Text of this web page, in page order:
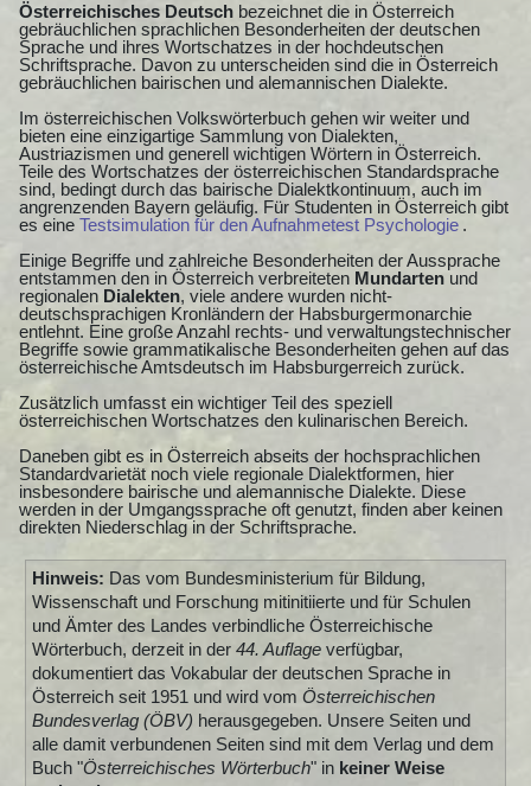
Österreichisches Deutsch bezeichnet die in Österreich
gebräuchlichen sprachlichen Besonderheiten der deutschen
Sprache und ihres Wortschatzes in der hochdeutschen
Schriftsprache. Davon zu unterscheiden sind die in Österreich
gebräuchlichen bairischen und alemannischen Dialekte.
Im österreichischen Volkswörterbuch gehen wir weiter und
bieten eine einzigartige Sammlung von Dialekten,
Austriazismen und generell wichtigen Wörtern in Österreich.
Teile des Wortschatzes der österreichischen Standardsprache
sind, bedingt durch das bairische Dialektkontinuum, auch im
angrenzenden Bayern geläufig. Für Studenten in Österreich gibt
es eine Testsimulation für den Aufnahmetest Psychologie .
Einige Begriffe und zahlreiche Besonderheiten der Aussprache
entstammen den in Österreich verbreiteten Mundarten und
regionalen Dialekten, viele andere wurden nicht-
deutschsprachigen Kronländern der Habsburgermonarchie
entlehnt. Eine große Anzahl rechts- und verwaltungstechnischer
Begriffe sowie grammatikalische Besonderheiten gehen auf das
österreichische Amtsdeutsch im Habsburgerreich zurück.
Zusätzlich umfasst ein wichtiger Teil des speziell
österreichischen Wortschatzes den kulinarischen Bereich.
Daneben gibt es in Österreich abseits der hochsprachlichen
Standardvarietät noch viele regionale Dialektformen, hier
insbesondere bairische und alemannische Dialekte. Diese
werden in der Umgangssprache oft genutzt, finden aber keinen
direkten Niederschlag in der Schriftsprache.
Hinweis: Das vom Bundesministerium für Bildung,
Wissenschaft und Forschung mitinitiierte und für Schulen
und Ämter des Landes verbindliche Österreichische
Wörterbuch, derzeit in der 44. Auflageverfügbar,
dokumentiert das Vokabular der deutschen Sprache in
Österreich seit 1951 und wird vom Österreichischen
Bundesverlag (ÖBV) herausgegeben. Unsere Seiten und
alle damit verbundenen Seiten sind mit dem Verlag und dem
Buch "Österreichisches Wörterbuch" in keiner Weise